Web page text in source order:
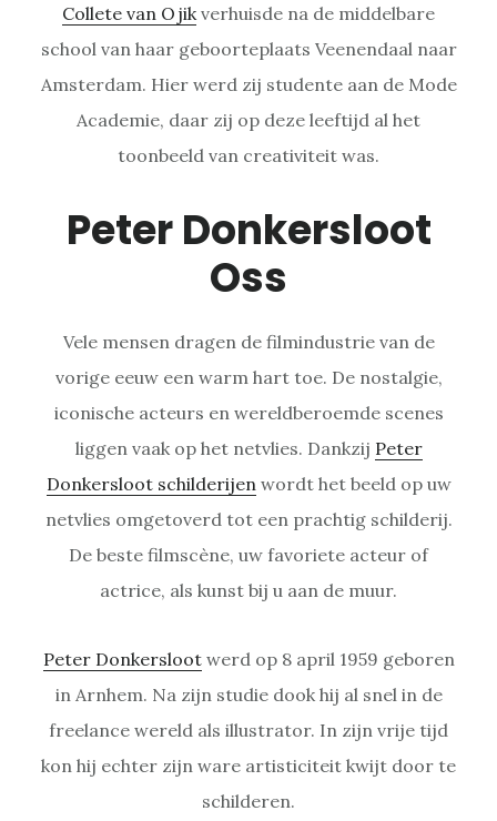
Collete van Ojik verhuisde na de middelbare
school van haar geboorteplaats Veenendaal naar
Amsterdam. Hier werd zij studente aan de Mode
Academie, daar zij op deze leeftijd al het
toonbeeld van creativiteit was.
Peter Donkersloot
Oss
Vele mensen dragen de filmindustrie van de
vorige eeuw een warm hart toe. De nostalgie,
iconische acteurs en wereldberoemde scenes
liggen vaak op het netvlies. Dankzij Peter
Donkersloot schilderijen wordt het beeld op uw
netvlies omgetoverd tot een prachtig schilderij.
De beste filmscène, uw favoriete acteur of
actrice, als kunst bij u aan de muur.
Peter Donkerslootwerd op 8 april 1959 geboren
in Arnhem. Na zijn studie dook hij al snel in de
freelance wereld als illustrator. In zijn vrije tijd
kon hij echter zijn ware artisticiteit kwijt door te
schilderen.